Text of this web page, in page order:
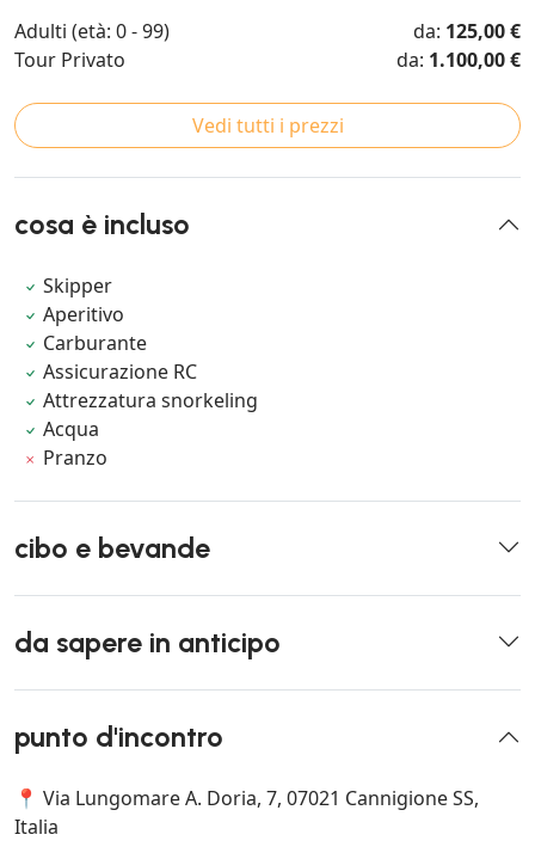
Adulti (età: 0 - 99) da: 125,00 €
Tour Privato
da: 1.100,00 €
Vedi tutti i prezzi
cosa è incluso
Skipper
Aperitivo
Carburante
Assicurazione RC
Attrezzatura snorkeling
Acqua
Pranzo
cibo e bevande
da sapere in anticipo
punto d'incontro
📍 Via Lungomare A. Doria, 7, 07021 Cannigione SS,
Italia